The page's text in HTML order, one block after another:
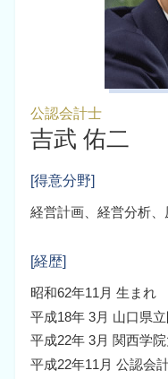
公認会計士
吉武 佑二
[得意分野]
経営計画、経営分析
[経歴]
昭和62年11月 生まれ
平成18年 3月 山口県
平成22年 3月 関西学
平成22年11月 公認会